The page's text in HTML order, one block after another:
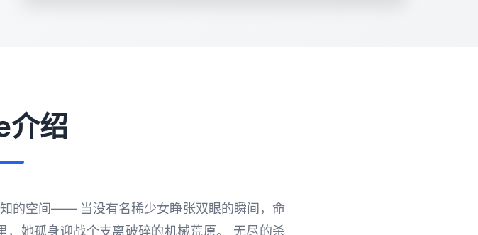
介绍
的空间—— 当没有名稀少女睁张双眼的瞬间，命
她孤身迎战个支离破碎的机械荒原。 无尽的杀